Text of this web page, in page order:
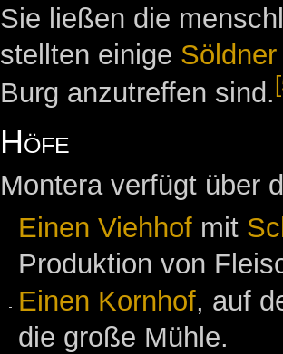
Sie ließen die
stellten einige Söldner
Burg anzutreffen sind.
Höfe
Montera verfügt über
Einen Viehhof mit
Produktion von
Einen Kornhof, auf
die große Mühle.